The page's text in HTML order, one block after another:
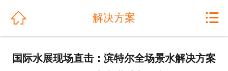
关于我们
公司动态
 解决方案 
国际水展现场直击：滨特尔全场景水解决方案